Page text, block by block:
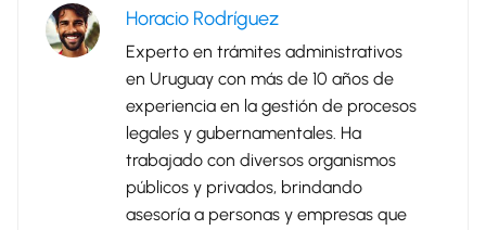
Horacio Rodríguez
Experto en trámites administrativos
en Uruguay con más de 10 años de
experiencia en la gestión de procesos
legales y gubernamentales. Ha
trabajado con diversos organismos
públicos y privados, brindando
asesoría a personas y empresas que